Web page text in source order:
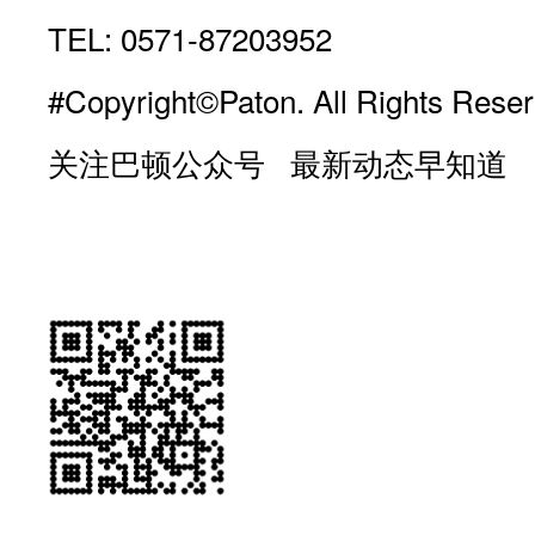
TEL: 0571-87203952
#Copyright©Paton. All Rights
关注巴顿公众号 最新动态早知道